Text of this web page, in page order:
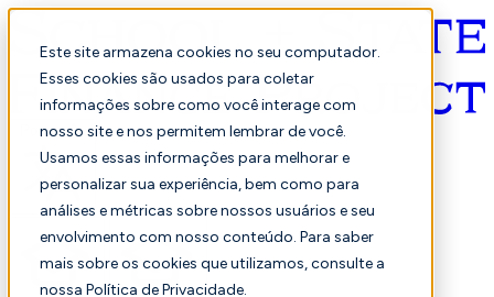
Este site armazena cookies no seu computador.
Esses cookies são usados para coletar
informações sobre como você interage com
nosso site e nos permitem lembrar de você.
Usamos essas informações para melhorar e
personalizar sua experiência, bem como para
análises e métricas sobre nossos usuários e seu
envolvimento com nosso conteúdo. Para saber
mais sobre os cookies que utilizamos, consulte a
nossa Política de Privacidade.
Português